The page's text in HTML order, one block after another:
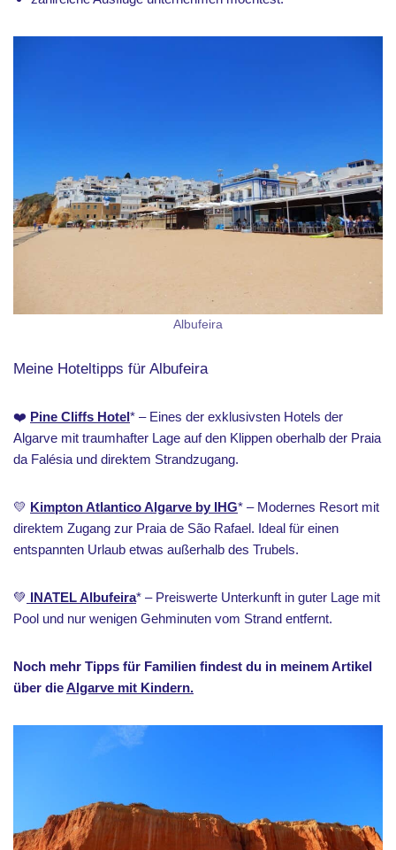
Albufeira
Meine Hoteltipps für Albufeira
❤️ Pine Cliffs Hotel* – Eines der exklusivsten Hotels der
Algarve mit traumhafter Lage auf den Klippen oberhalb der Praia
da Falésia und direktem Strandzugang.
💛 Kimpton Atlantico Algarve by IHG* – Modernes Resort mit
direktem Zugang zur Praia de São Rafael. Ideal für einen
entspannten Urlaub etwas außerhalb des Trubels.
💚 INATEL Albufeira* – Preiswerte Unterkunft in guter Lage mit
Pool und nur wenigen Gehminuten vom Strand entfernt.
Noch mehr Tipps für Familien findest du in meinem Artikel
über dieAlgarve mit Kindern.